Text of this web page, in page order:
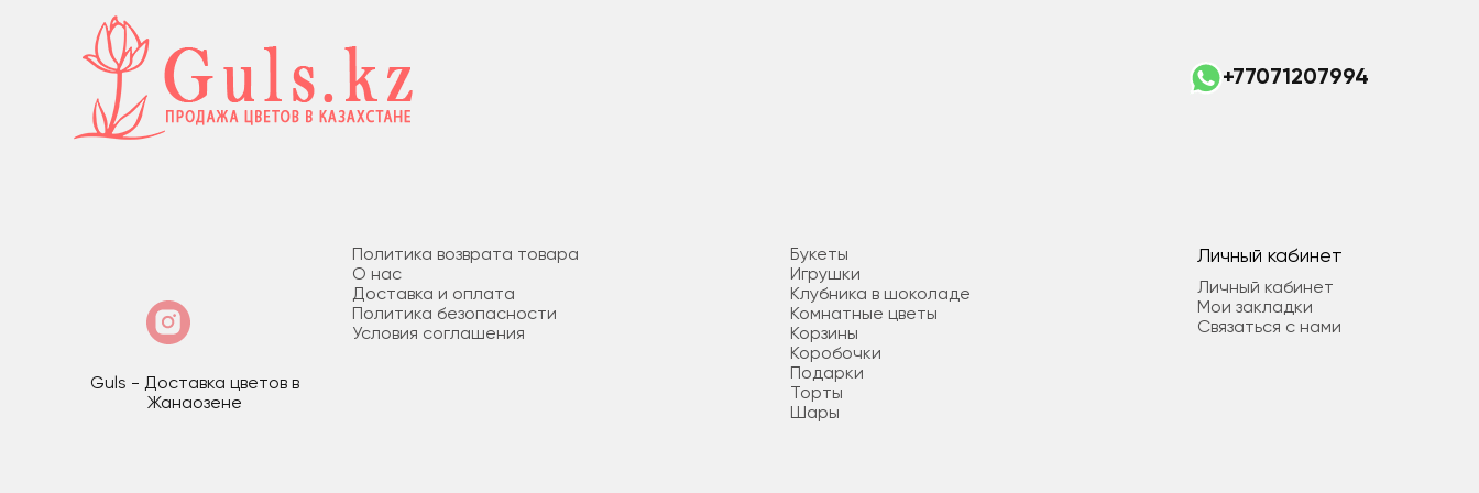
+77071207994
Guls - Доставка цветов в
Жанаозене
Политика возврата товара
О нас
Доставка и оплата
Политика безопасности
Условия соглашения
Букеты
Игрушки
Клубника в шоколаде
Комнатные цветы
Корзины
Коробочки
Подарки
Торты
Шары
Личный кабинет
Личный кабинет
Мои закладки
Связаться с нами